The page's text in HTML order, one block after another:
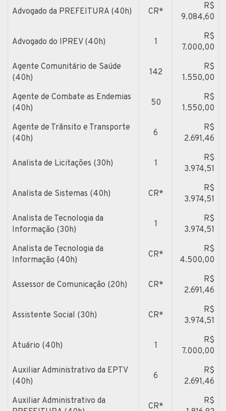
Advogado da PREFEITURA (40h) CR*
R$
9.084,60
Advogado do IPREV (40h) 1
R$
7.000,00
Agente Comunitário de Saúde
(40h)
142
R$
1.550,00
Agente de Combate as Endemias
(40h)
50
R$
1.550,00
Agente de Trânsito e Transporte
(40h)
6
R$
2.691,46
Analista de Licitações (30h) 1
R$
3.974,51
Analista de Sistemas (40h) CR*
R$
3.974,51
Analista de Tecnologia da
Informação (30h)
1
R$
3.974,51
Analista de Tecnologia da
Informação (40h)
CR*
R$
4.500,00
Assessor de Comunicação (20h) CR*
R$
2.691,46
Assistente Social (30h) CR*
R$
3.974,51
Atuário (40h) 1
R$
7.000,00
Auxiliar Administrativo da EPTV
(40h)
6
R$
2.691,46
Auxiliar Administrativo da
CR*
R$